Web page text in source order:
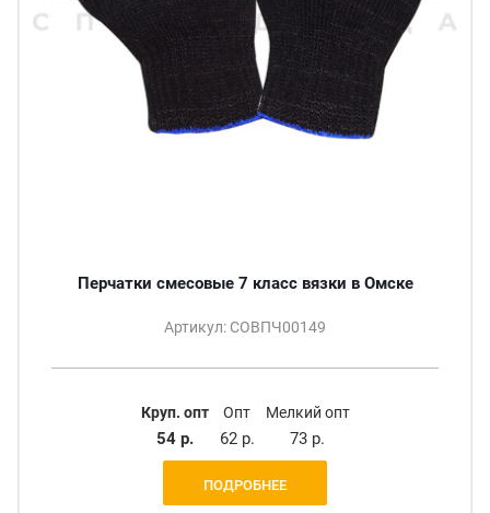
Перчатки смесовые 7 класс вязки в Омске
Артикул: СОВПЧ00149
Круп. опт
54 р.
Опт
62 р.
Мелкий опт
73 р.
ПОДРОБНЕЕ